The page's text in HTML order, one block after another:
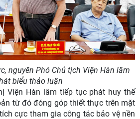
nguyên Phó Chủ tịch Viện Hàn lâm
biểu thảo luận
Viện Hàn lâm tiếp tục phát huy thế
từ đó đóng góp thiết thực trên mặt
cực tham gia công tác bảo vệ nền